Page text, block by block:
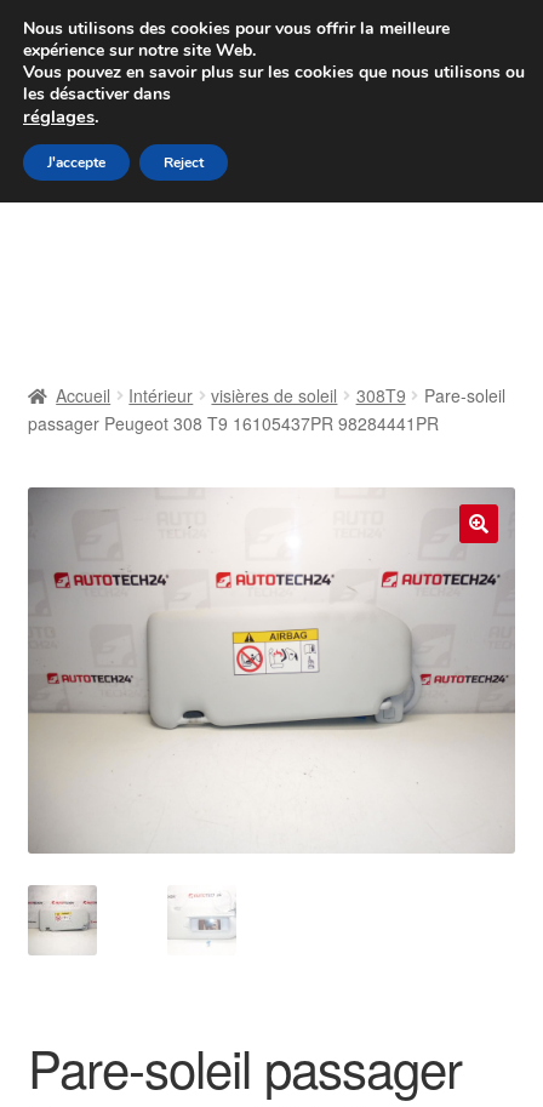
Colissimo livraison à partir de 7 EUR
Du lundi au vendredi de 9 h à 16 h
Aller
à
Aller
au
Contact
Livraison
Livraison internationale
Paiements
Politique de confidentialité
Procédure de Réclamation
Accueil Intérieur visières de soleil 308T9
Pare-soleil
passager Peugeot 308 T9 16105437PR 98284441PR
Pare-soleil passager
Nous utilisons des cookies pour vous offrir la meilleure
expérience sur notre site Web.
Vous pouvez en savoir plus sur les cookies que nous utilisons ou
les désactiver dans
réglages.
J'accepte Reject